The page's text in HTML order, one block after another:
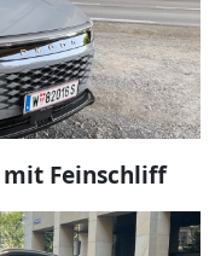
mit Feinschliff